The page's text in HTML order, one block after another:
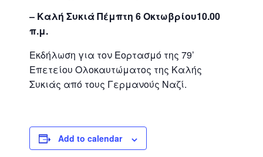
– Καλή Συκιά Πέμπτη 6 Οκτωβρίου10.00
π.μ.
Εκδήλωση για τον Εορτασμό της 79’
Επετείου Ολοκαυτώματος της Καλής
Συκιάς από τους Γερμανούς Ναζί.
Add to calendar